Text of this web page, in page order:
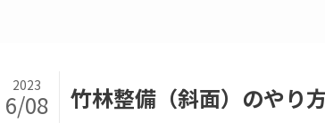
竹林整備（斜面）のやり
2023
6/08